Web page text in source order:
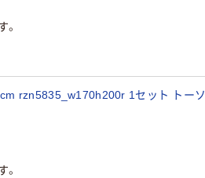
rzn5835_w170h200r 1セット トーソ